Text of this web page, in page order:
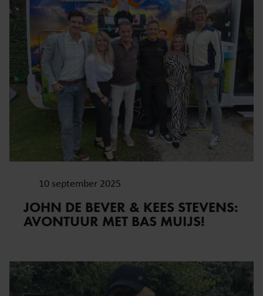
10 september 2025
JOHN DE BEVER & KEES STEVENS:
AVONTUUR MET BAS MUIJS!